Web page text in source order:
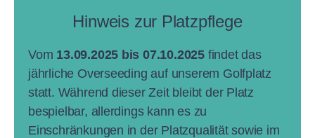
Hinweis zur Platzpflege
Vom 13.09.2025 bis 07.10.2025findet das
jährliche Overseeding auf unserem Golfplatz
statt. Während dieser Zeit bleibt der Platz
bespielbar, allerdings kann es zu
Einschränkungen in der Platzqualität sowie im